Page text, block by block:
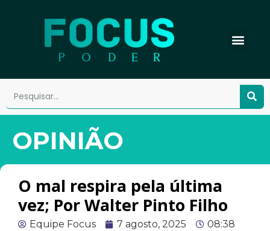
OPINIÃO
O mal respira pela última
vez; Por Walter Pinto Filho
Equipe Focus 7 agosto, 2025 08:38